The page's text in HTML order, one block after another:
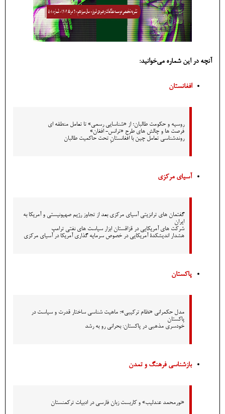
آنچه در این شماره می‌خوانید:
افغانستان
روسیه و حکومت طالبان؛ از «شناسایی رسمی» تا تعامل منطقه ای
فرصت ها و چالش های طرح «ترانس- افغان»
روندشناسی تعامل چین با افغانستانِ تحت حاکمیت طالبان
آسیای مرکزی
گفتمان های ترانزیتی آسیای مرکزی بعد از تجاوز رژیم صهیونیستی و آمریکا به
ایران
شرکت های آمریکایی در قزاقستان ابزار سیاست های نفتی ترامپ
هشدار اندیشکدۀ آمریکایی در خصوص سرمایه گذاری آمریکا در آسیای مرکزی
پاکستان
مدل حکمرانی «نظام ترکیبی»؛ ماهیت شناسی ساختار قدرت و سیاست در
پاکستان
خودسری مذهبی در پاکستان: بحرانی رو به رشد
بازشناسی فرهنگ و تمدن
«نورمحمد عندلیب» و کاربست زبان فارسی در ادبیات ترکمنستان